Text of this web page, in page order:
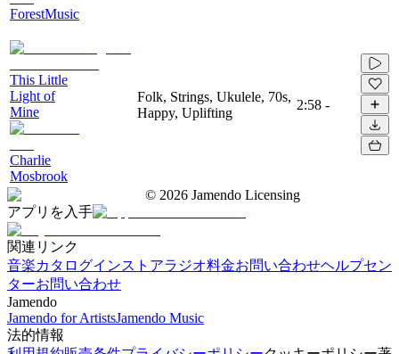
ForestMusic
This Little
Light of
Mine
Charlie
Mosbrook
Folk, Strings, Ukulele, 70s,
Happy, Uplifting
2:58 -
© 2026 Jamendo Licensing
アプリを入手
関連リンク
音楽カタログインストアラジオ料金お問い合わせヘルプセン
ターお問い合わせ
Jamendo
Jamendo for ArtistsJamendo Music
法的情報